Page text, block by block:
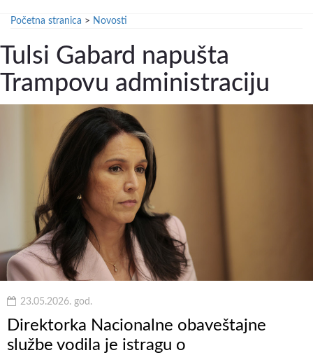
Početna stranica > Novosti
Tulsi Gabard napušta
Trampovu administraciju
23.05.2026. god.
Direktorka Nacionalne obaveštajne
službe vodila je istragu o